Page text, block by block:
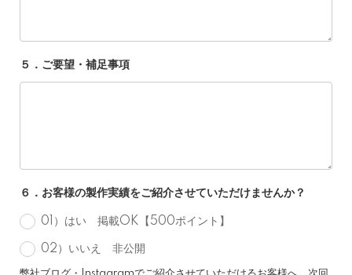
５．ご要望・補足事項
６．お客様の製作実績をご紹介させていただけませんか？
01）はい 掲載OK【500ポイント】
02）いいえ 非公開